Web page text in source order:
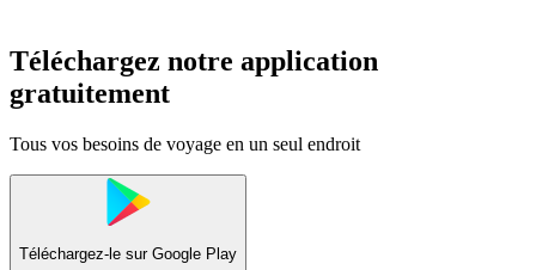
Téléchargez notre application
gratuitement
Tous vos besoins de voyage en un seul endroit
Téléchargez-le sur Google Play